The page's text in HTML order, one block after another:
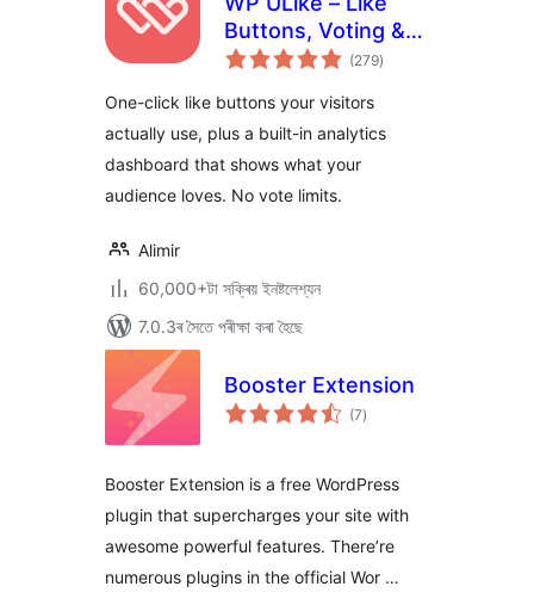
Buttons, Voting &
Engagement(279টা
মুঠ)
One-click like buttons your visitors
actually use, plus a built-in analytics
dashboard that shows what your
audience loves. No vote limits.
Alimir
60,000+টা সক্ৰিয় ইনষ্টলেশ্যন
7.0.3ৰ সৈতে পৰীক্ষা কৰা হৈছে
Booster Extension
(7টা
মুঠ)
Booster Extension is a free WordPress
plugin that supercharges your site with
awesome powerful features. There’re
numerous plugins in the official Wor …